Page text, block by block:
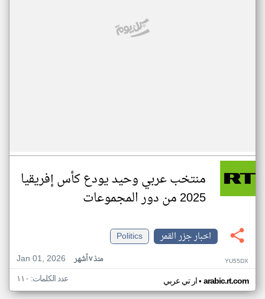
منتخب عربي وحيد يودع كأس إفريقيا
2025 من دور المجموعات
اخبار جزر القمر
Politics
Jan 01, 2026
منذ ٧ أشهر YU55DX
ار تي عربي• arabic.rt.com عدد الكلمات: ١١٠